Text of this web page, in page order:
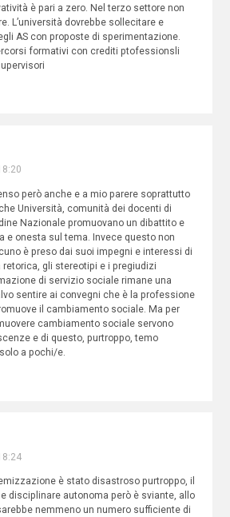
è pari a zero. Nel terzo settore non
L’università dovrebbe sollecitare e
AS con proposte di sperimentazione.
formativi con crediti ptofessionsli
però anche e a mio parere soprattutto
Università, comunità dei docenti di
Nazionale promuovano un dibattito e
e onesta sul tema. Invece questo non
è preso dai suoi impegni e interessi di
retorica, gli stereotipi e i pregiudizi
di servizio sociale rimane una
sentire ai convegni che è la professione
il cambiamento sociale. Ma per
cambiamento sociale servono
e di questo, purtroppo, temo
a pochi/e.
è stato disastroso purtroppo, il
disciplinare autonoma però è sviante, allo
nemmeno un numero sufficiente di